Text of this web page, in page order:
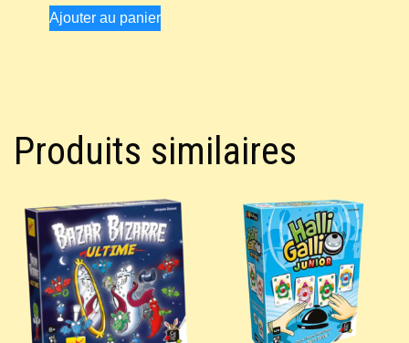
Ajouter au panier
Produits similaires